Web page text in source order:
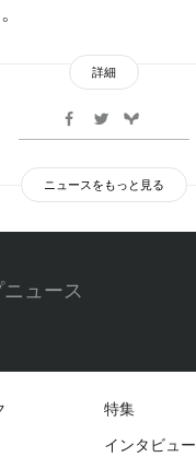
詳細
ニュースをもっと見る
ニュース
特集
インタビュー